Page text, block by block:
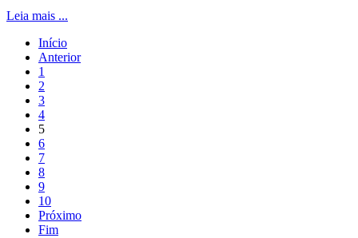
Leia mais ...
Início
Anterior
1
2
3
4
5
6
7
8
9
10
Próximo
Fim